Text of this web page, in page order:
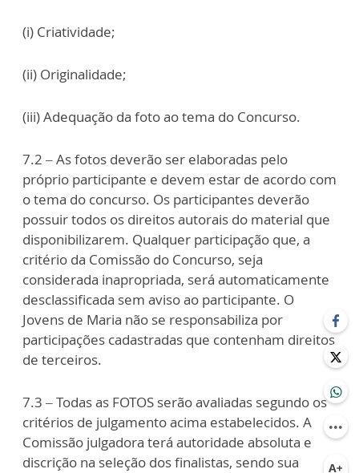
(i) Criatividade;
(ii) Originalidade;
(iii) Adequação da foto ao tema do Concurso.
7.2 – As fotos deverão ser elaboradas pelo
próprio participante e devem estar de acordo com
o tema do concurso. Os participantes deverão
possuir todos os direitos autorais do material que
disponibilizarem. Qualquer participação que, a
critério da Comissão do Concurso, seja
considerada inapropriada, será automaticamente
desclassificada sem aviso ao participante. O
Jovens de Maria não se responsabiliza por
participações cadastradas que contenham direitos
de terceiros.
7.3 – Todas as FOTOS serão avaliadas segundo os
critérios de julgamento acima estabelecidos. A
Comissão julgadora terá autoridade absoluta e
discrição na seleção dos finalistas, sendo sua